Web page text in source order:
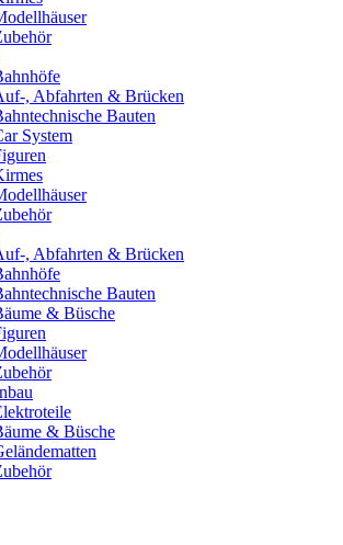
, Abfahrten & Brücken
Bauten
System
, Abfahrten & Brücken
Bauten
& Büsche
& Büsche